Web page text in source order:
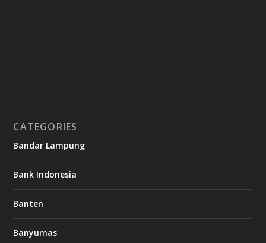
CATEGORIES
Bandar Lampung
Bank Indonesia
Banten
Banyumas